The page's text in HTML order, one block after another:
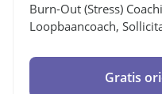
Burn-Out (stress)
Loopbaancoach,
Gratis